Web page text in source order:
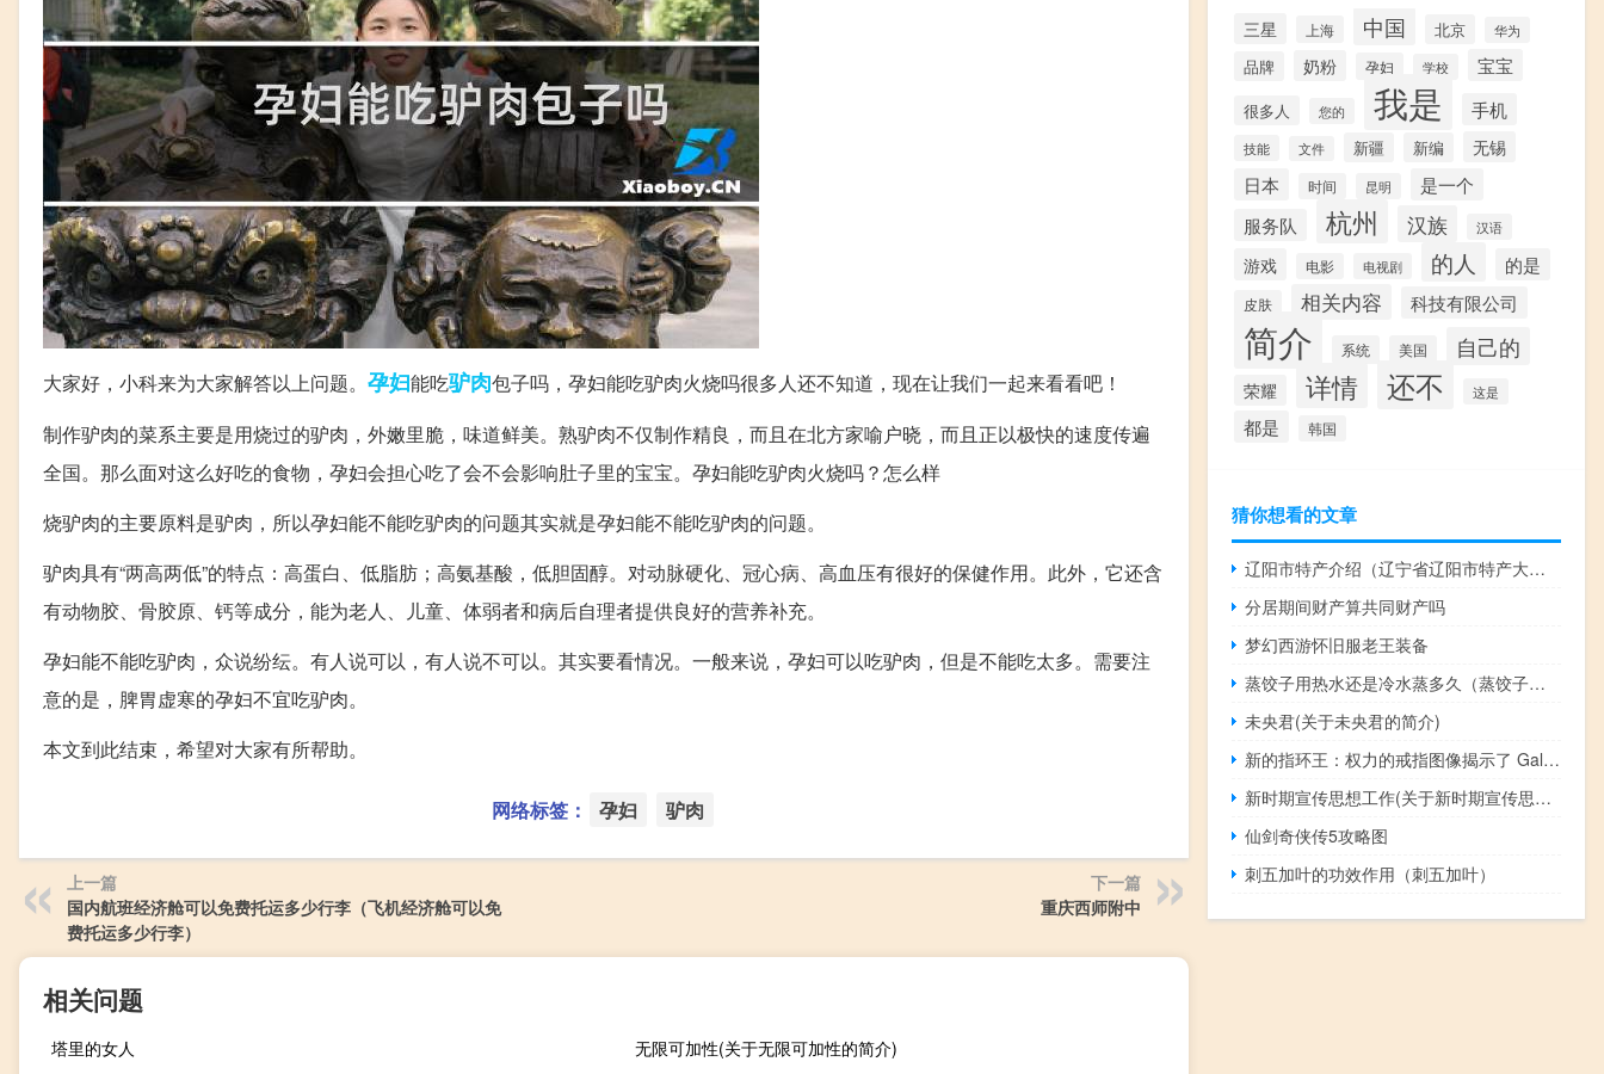
大家好，小科来为大家解答以上问题。 孕妇能吃驴肉包子吗，孕妇能吃驴肉火烧吗很多人还不知道，现在让我们一起来看看吧！
制作驴肉的菜系主要是用烧过的驴肉，外嫩里脆，味道鲜美。熟驴肉不仅制作精良，而且在北方家喻户晓，而且正以极快的速度传遍
全国。那么面对这么好吃的食物，孕妇会担心吃了会不会影响肚子里的宝宝。孕妇能吃驴肉火烧吗？怎么样
烧驴肉的主要原料是驴肉，所以孕妇能不能吃驴肉的问题其实就是孕妇能不能吃驴肉的问题。
驴肉具有“两高两低”的特点：高蛋白、低脂肪；高氨基酸，低胆固醇。对动脉硬化、冠心病、高血压有很好的保健作用。此外，它还含
有动物胶、骨胶原、钙等成分，能为老人、儿童、体弱者和病后自理者提供良好的营养补充。
孕妇能不能吃驴肉，众说纷纭。有人说可以，有人说不可以。其实要看情况。一般来说，孕妇可以吃驴肉，但是不能吃太多。需要注
意的是，脾胃虚寒的孕妇不宜吃驴肉。
本文到此结束，希望对大家有所帮助。
网络标签： 孕妇 驴肉
上一篇
国内航班经济舱可以免费托运多少行李（飞机经济舱可以免
费托运多少行李）
下一篇
重庆西师附中
相关问题
塔里的女人 无限可加性(关于无限可加性的简介)
三星 上海 中国 北京 华为
品牌 奶粉 孕妇 学校 宝宝
很多人 您的 我是 手机
技能 文件 新疆 新编 无锡
日本 时间 昆明
是一个
服务队
杭州 汉族 汉语
游戏 电影 电视剧 的人 的是
皮肤 相关内容 科技有限公司
简介 系统 美国 自己的
荣耀 详情 还不 这是
都是 韩国
猜你想看的文章
辽阳市特产介绍（辽宁省辽阳市特产大全）
分居期间财产算共同财产吗
梦幻西游怀旧服老王装备
蒸饺子用热水还是冷水蒸多久（蒸饺子用热水还是冷水）
未央君(关于未央君的简介)
新的指环王：权力的戒指图像揭示了 Galadriel 和 Celebrimbor
新时期宣传思想工作(关于新时期宣传思想工作的简介)
仙剑奇侠传5攻略图
刺五加叶的功效作用（刺五加叶）